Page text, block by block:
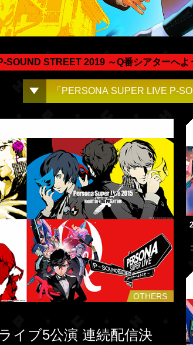
SOUND STREET 2019 ～Q番シアターへよ
「PERSONA SUPER LIVE P-
OTHERS
イブ5公演 連続配信決